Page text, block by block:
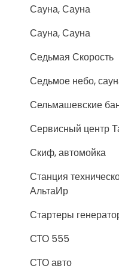
Сауна, Сауна
Сауна, Сауна
Седьмая Скорость
Седьмое небо,
Сельмашевские
Сервисный центр
Скиф, автомойка
Станция
АльтаИр
Стартеры
СТО 555
СТО авто